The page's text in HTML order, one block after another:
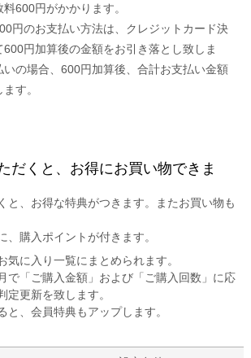
600円がかかります。
円のお支払い方法は、クレジットカード決
円加算後の金額をお引き落とし致しま
の場合、600円加算後、合計お支払い金額
す。
だくと、お得にお買い物できま
と、お得な特典がつきます。またお買い物も
、購入ポイントが付きます。
気に入り一覧にまとめられます。
で「ご購入金額」および「ご購入回数」に応
定更新を致します。
と、会員特典もアップします。